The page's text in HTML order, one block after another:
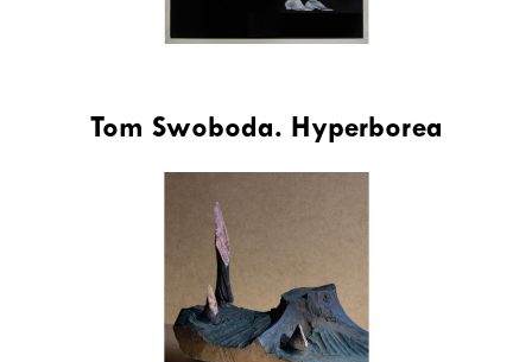
Tom Swoboda. Hyperborea